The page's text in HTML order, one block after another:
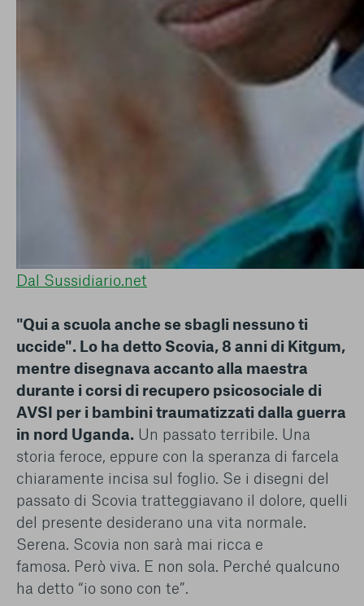
Dal Sussidiario.net
"Qui a scuola anche se sbagli nessuno ti
uccide". Lo ha detto Scovia, 8 anni di Kitgum,
mentre disegnava accanto alla maestra
durante i corsi di recupero psicosociale di
AVSI per i bambini traumatizzati dalla guerra
in nord Uganda. Un passato terribile. Una
storia feroce, eppure con la speranza di farcela
chiaramente incisa sul foglio. Se i disegni del
passato di Scovia tratteggiavano il dolore, quelli
del presente desiderano una vita normale.
Serena. Scovia non sarà mai ricca e
famosa. Però viva. E non sola. Perché qualcuno
ha detto “io sono con te”.